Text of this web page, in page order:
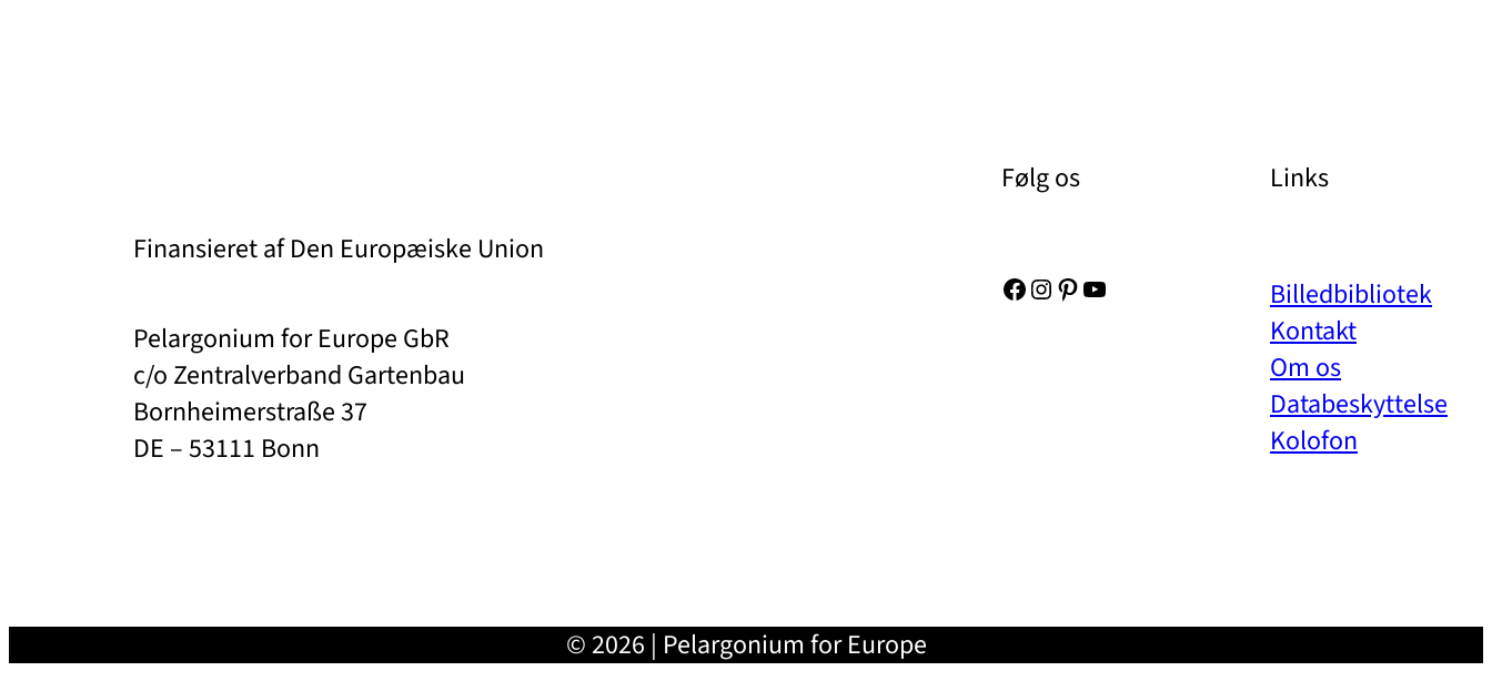
Finansieret af Den Europæiske Union
Pelargonium for Europe GbR
c/o Zentralverband Gartenbau
Bornheimerstraße 37
DE – 53111 Bonn
Følg os
Facebook
Instagram
Pinterest
YouTube
Links
Billedbibliotek
Kontakt
Om os
Databeskyttelse
Kolofon
© 2026 | Pelargonium for Europe